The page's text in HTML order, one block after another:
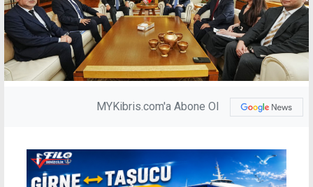
MYKibris.com'a Abone Ol